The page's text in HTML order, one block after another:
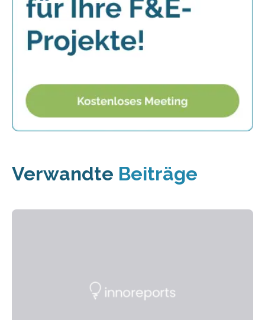
Verwandte Beiträge